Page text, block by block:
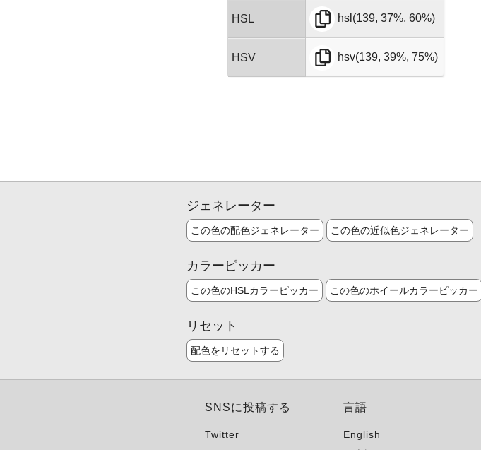
HSL hsl(139, 37%, 60%)
HSV hsv(139, 39%, 75%)
ジェネレーター
この色の配色ジェネレーター この色の近似色ジェネレーター
カラーピッカー
この色のHSLカラーピッカー この色のホイールカラーピッカー
リセット
配色をリセットする
SNSに投稿する
Twitter
言語
English